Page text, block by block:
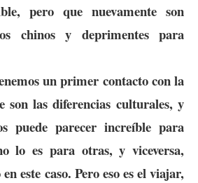
pero que nuevamente son
chinos y deprimentes para
un primer contacto con la
son las diferencias culturales, y
puede parecer increíble para
lo es para otras, y viceversa,
este caso. Pero eso es el viajar,